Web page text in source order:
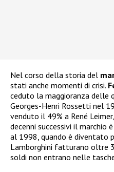
Nel corso della storia del
stati anche momenti di crisi.
ceduto la maggioranza delle
Georges-Henri Rossetti nel
venduto il 49% a René
decenni successivi il marchio
al 1998, quando è diventato
Lamborghini fatturano oltre
soldi non entrano nelle